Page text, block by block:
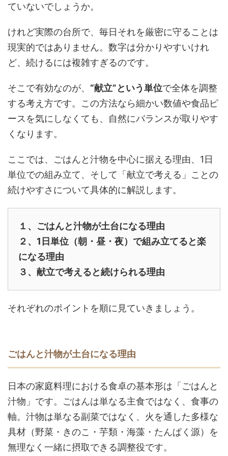
ていないでしょうか。
けれど実際の台所で、毎日それを厳密に守ることは
現実的ではありません。数字は分かりやすいけれ
ど、続けるには複雑すぎるのです。
そこで有効なのが、 “献立”という単位で全体を調整
する考え方です。この方法なら細かい数値や食品ピ
ースを気にしなくても、自然にバランスが取りやす
くなります。
ここでは、ごはんと汁物を中心に据える理由、1日
単位での組み立て、そして「献立で考える」ことの
続けやすさについて具体的に解説します。
１、ごはんと汁物が土台になる理由
２、1日単位（朝・昼・夜）で組み立てると楽
になる理由
３、献立で考えると続けられる理由
それぞれのポイントを順に見ていきましょう。
ごはんと汁物が土台になる理由
日本の家庭料理における食卓の基本形は「ごはんと
汁物」です。ごはんは単なる主食ではなく、食事の
軸。汁物は単なる副菜ではなく、火を通した多様な
具材（野菜・きのこ・芋類・海藻・たんぱく源）を
無理なく一緒に摂取できる調整役です。